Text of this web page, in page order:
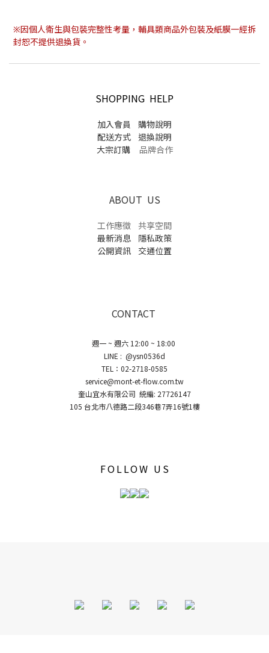
※因個人衛生與包裝完整性考量，輔具類商品外包裝及紙膜一經拆
封恕不提供退換貨。
SHOPPING HELP
加入會員
購物說明
配送方式
退換說明
大宗訂購品牌合作
ABOUT US
工作應徵 共享空間
最新消息
隱私政策
公開資訊
交通位置
CONTACT
週一 ~ 週六 12:00 ~ 18:00
LINE : @ysn0536d
TEL：02-2718-0585
service@mont-et-flow.com.tw
奎山宜水有限公司 統編: 27726147
105 台北市八德路二段346巷7弄16號1樓
FOLLOW US